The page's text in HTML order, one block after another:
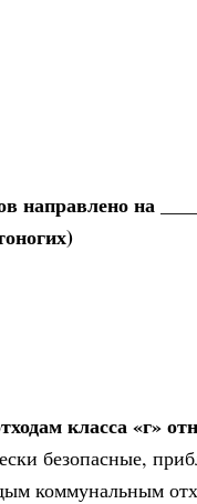
направлено на
класса «г»
безопасные,
коммунальным